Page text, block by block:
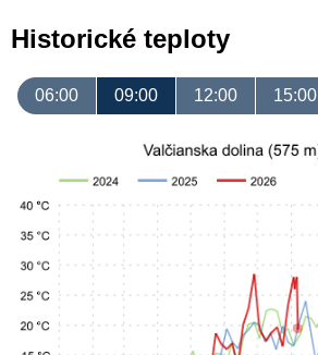
Historické teploty
06:00 09:00 12:00 15:00